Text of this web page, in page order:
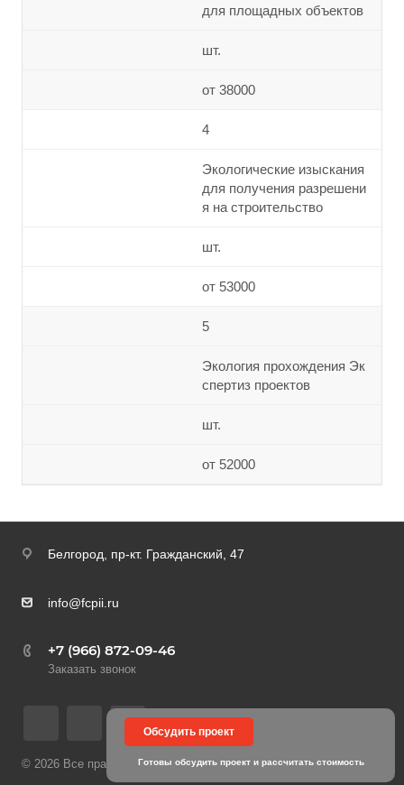
Обсудить проект
Готовы обсудить проект и рассчитать стоимость
для площадных объектов
шт.
от 38000
4
Экологические изыскания
для получения разрешени
я на строительство
шт.
от 53000
5
Экология прохождения Эк
спертиз проектов
шт.
от 52000
Белгород, пр-кт. Гражданский, 47
info@fcpii.ru
+7 (966) 872-09-46
Заказать звонок
© 2026 Все права защищены Политика конфиденциальности